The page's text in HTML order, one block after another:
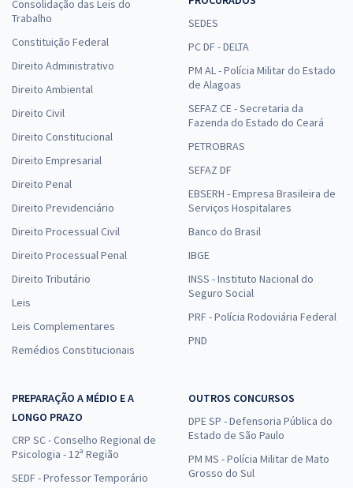
Consolidação das Leis do
Trabalho
Constituição Federal
Direito Administrativo
Direito Ambiental
Direito Civil
Direito Constitucional
Direito Empresarial
Direito Penal
Direito Previdenciário
Direito Processual Civil
Direito Processual Penal
Direito Tributário
Leis
Leis Complementares
Remédios Constitucionais
SEDES
PC DF - DELTA
PM AL - Polícia Militar do Estado
de Alagoas
SEFAZ CE - Secretaria da
Fazenda do Estado do Ceará
PETROBRAS
SEFAZ DF
EBSERH - Empresa Brasileira de
Serviços Hospitalares
Banco do Brasil
IBGE
INSS - Instituto Nacional do
Seguro Social
PRF - Polícia Rodoviária Federal
PND
PREPARAÇÃO A MÉDIO E A
LONGO PRAZO
CRP SC - Conselho Regional de
Psicologia - 12ª Região
SEDF - Professor Temporário
OUTROS CONCURSOS
DPE SP - Defensoria Pública do
Estado de São Paulo
PM MS - Polícia Militar de Mato
Grosso do Sul